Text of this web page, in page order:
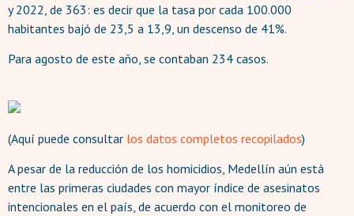
y 2022, de 363: es decir que la tasa por cada 100.000
habitantes bajó de 23,5 a 13,9, un descenso de 41%.
Para agosto de este año, se contaban 234 casos.
(Aquí puede consultar los datos completos recopilados)
A pesar de la reducción de los homicidios, Medellín aún está
entre las primeras ciudades con mayor índice de asesinatos
intencionales en el país, de acuerdo con el monitoreo de